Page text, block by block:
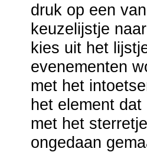
druk op een
keuzelijstje
kies uit het
evenementen
met het
het element
met het
ongedaan